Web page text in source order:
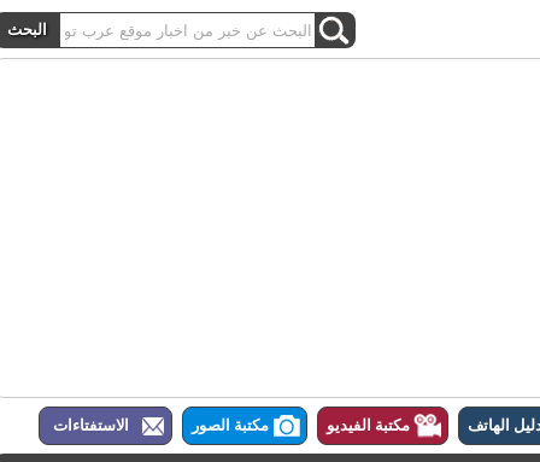
الهاتف مكتبة الفيديو مكتبة الصور الاستفتاءات